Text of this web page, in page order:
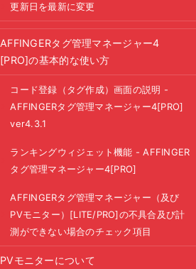
更新日を最新に変更
AFFINGERタグ管理マネージャー4
[PRO]の基本的な使い方
コード登録（タグ作成）画面の説明 -
AFFINGERタグ管理マネージャー4[PRO]
ver4.3.1
ランキングウィジェット機能 - AFFINGER
タグ管理マネージャー4[PRO]
AFFINGERタグ管理マネージャー（及び
PVモニター）[LITE/PRO]の不具合及び計
測ができない場合のチェック項目
PVモニターについて